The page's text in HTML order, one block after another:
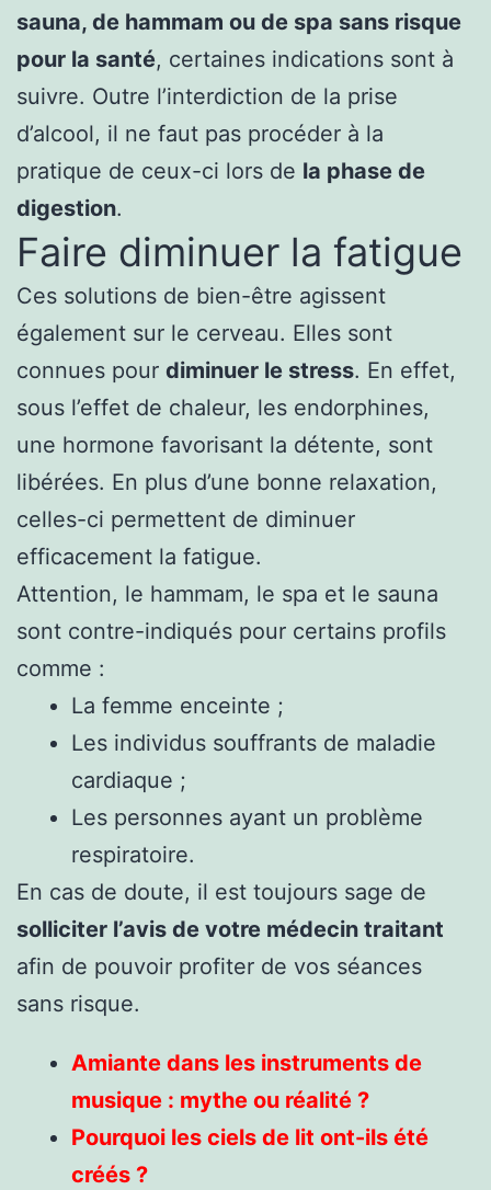
sauna, de hammam ou de spa sans risque
pour la santé, certaines indications sont à
suivre. Outre l’interdiction de la prise
d’alcool, il ne faut pas procéder à la
pratique de ceux-ci lors de la phase de
digestion.
Faire diminuer la fatigue
Ces solutions de bien-être agissent
également sur le cerveau. Elles sont
connues pour diminuer le stress. En effet,
sous l’effet de chaleur, les endorphines,
une hormone favorisant la détente, sont
libérées. En plus d’une bonne relaxation,
celles-ci permettent de diminuer
efficacement la fatigue.
Attention, le hammam, le spa et le sauna
sont contre-indiqués pour certains profils
comme :
La femme enceinte ;
Les individus souffrants de maladie
cardiaque ;
Les personnes ayant un problème
respiratoire.
En cas de doute, il est toujours sage de
solliciter l’avis de votre médecin traitant
afin de pouvoir profiter de vos séances
sans risque.
Amiante dans les instruments de
musique : mythe ou réalité ?
Pourquoi les ciels de lit ont-ils été
créés ?